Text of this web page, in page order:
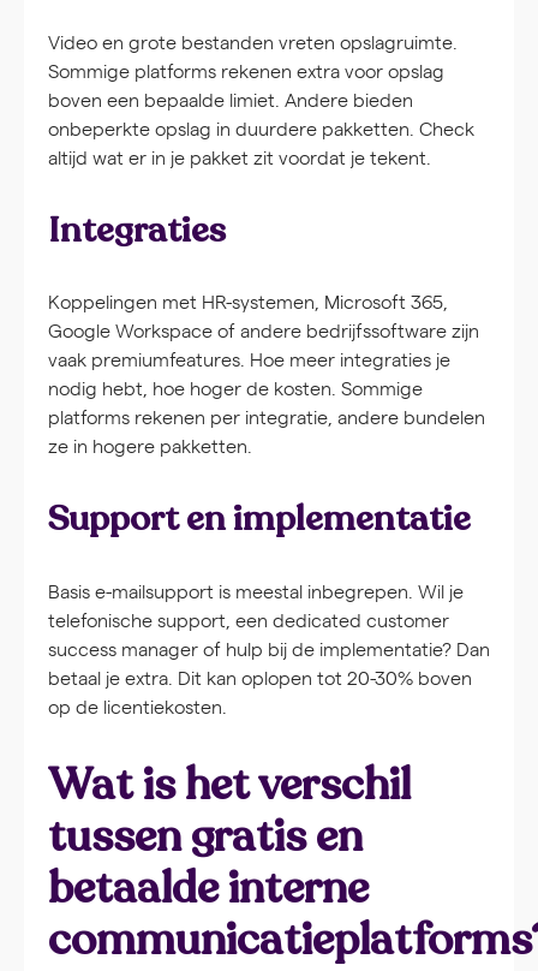
Video en grote bestanden vreten opslagruimte.
Sommige platforms rekenen extra voor opslag
boven een bepaalde limiet. Andere bieden
onbeperkte opslag in duurdere pakketten. Check
altijd wat er in je pakket zit voordat je tekent.
Integraties
Koppelingen met HR-systemen, Microsoft 365,
Google Workspace of andere bedrijfssoftware zijn
vaak premiumfeatures. Hoe meer integraties je
nodig hebt, hoe hoger de kosten. Sommige
platforms rekenen per integratie, andere bundelen
ze in hogere pakketten.
Support en implementatie
Basis e-mailsupport is meestal inbegrepen. Wil je
telefonische support, een dedicated customer
success manager of hulp bij de implementatie? Dan
betaal je extra. Dit kan oplopen tot 20-30% boven
op de licentiekosten.
Wat is het verschil
tussen gratis en
betaalde interne